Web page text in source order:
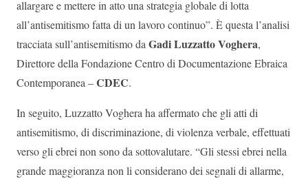
allargare e mettere in atto una strategia globale di lotta
all’antisemitismo fatta di un lavoro continuo”. È questa l’analisi
tracciata sull’antisemitismo da Gadi Luzzatto Voghera,
Direttore della Fondazione Centro di Documentazione Ebraica
Contemporanea –CDEC.
In seguito, Luzzatto Voghera ha affermato che gli atti di
antisemitismo, di discriminazione, di violenza verbale, effettuati
verso gli ebrei non sono da sottovalutare. “Gli stessi ebrei nella
grande maggioranza non li considerano dei segnali di allarme,